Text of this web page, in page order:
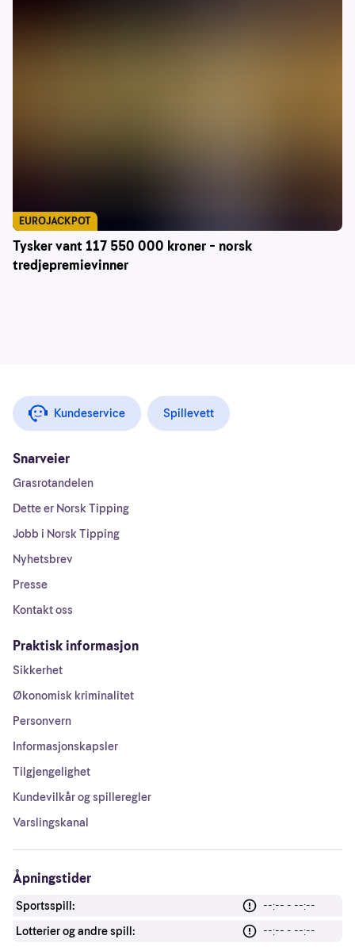
Tysker vant 117 550 000 kroner – norsk
tredjepremievinner
EUROJACKPOT
Kundeservice Spillevett
Snarveier
Grasrotandelen
Dette er Norsk Tipping
Jobb i Norsk Tipping
Nyhetsbrev
Presse
Kontakt oss
Praktisk informasjon
Sikkerhet
Økonomisk kriminalitet
Personvern
Informasjonskapsler
Tilgjengelighet
Kundevilkår og spilleregler
Varslingskanal
Åpningstider
Sportsspill:
--:-- - --:--
Lotterier og andre spill:
--:-- - --:--